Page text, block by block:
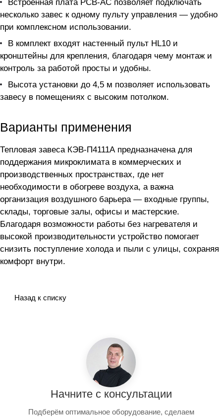
Встроенная плата PCB-AC позволяет подключать
несколько завес к одному пульту управления — удобно
при комплексном использовании.
В комплект входят настенный пульт HL10 и
кронштейны для крепления, благодаря чему монтаж и
контроль за работой просты и удобны.
Высота установки до 4,5 м позволяет использовать
завесу в помещениях с высоким потолком.
Варианты применения
Тепловая завеса КЭВ-П4111А предназначена для
поддержания микроклимата в коммерческих и
производственных пространствах, где нет
необходимости в обогреве воздуха, а важна
организация воздушного барьера — входные группы,
склады, торговые залы, офисы и мастерские.
Благодаря возможности работы без нагревателя и
высокой производительности устройство помогает
снизить поступление холода и пыли с улицы, сохраняя
комфорт внутри.
Назад к списку
Начните с консультации
Подберём оптимальное оборудование, сделаем